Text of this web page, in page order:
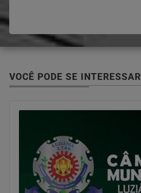
VOCÊ PODE SE INTERESSAR